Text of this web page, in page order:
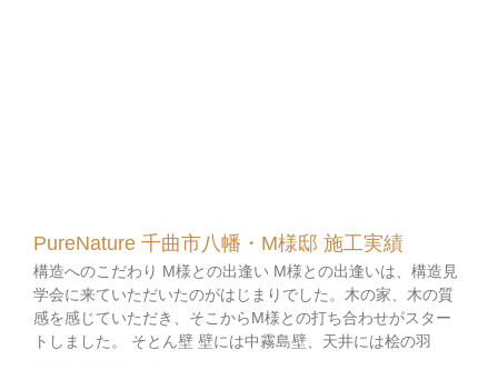
PureNature 千曲市八幡・M様邸 施工実績
構造へのこだわり M様との出逢い M様との出逢いは、構造見
学会に来ていただいたのがはじまりでした。木の家、木の質
感を感じていただき、そこからM様との打ち合わせがスター
トしました。 そとん壁 壁には中霧島壁、天井には桧の羽